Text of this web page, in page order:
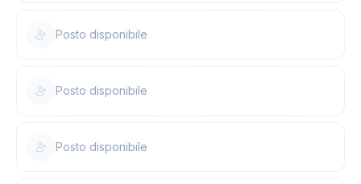
Posto disponibile
Posto disponibile
Posto disponibile